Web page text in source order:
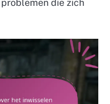
die zich